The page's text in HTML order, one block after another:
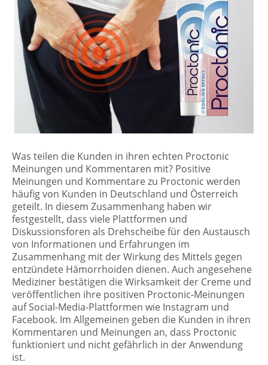
Was teilen die Kunden in ihren echten Proctonic
Meinungen und Kommentaren mit? Positive
Meinungen und Kommentare zu Proctonic werden
häufig von Kunden in Deutschland und Österreich
geteilt. In diesem Zusammenhang haben wir
festgestellt, dass viele Plattformen und
Diskussionsforen als Drehscheibe für den Austausch
von Informationen und Erfahrungen im
Zusammenhang mit der Wirkung des Mittels gegen
entzündete Hämorrhoiden dienen. Auch angesehene
Mediziner bestätigen die Wirksamkeit der Creme und
veröffentlichen ihre positiven Proctonic-Meinungen
auf Social-Media-Plattformen wie Instagram und
Facebook. Im Allgemeinen geben die Kunden in ihren
Kommentaren und Meinungen an, dass Proctonic
funktioniert und nicht gefährlich in der Anwendung
ist.